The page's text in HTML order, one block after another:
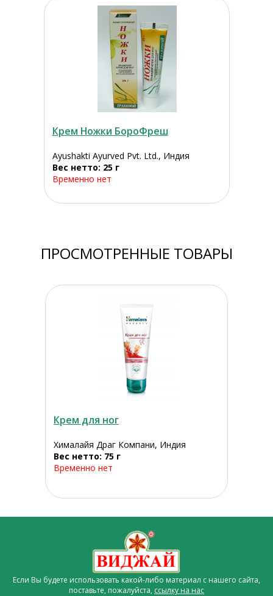
Крем Ножки БороФреш
Ayushakti Ayurved Pvt. Ltd., Индия
Вес нетто: 25 г
Временно нет
ПРОСМОТРЕННЫЕ ТОВАРЫ
Крем для ног
Хималайя Драг Компани, Индия
Вес нетто: 75 г
Временно нет
Если Вы будете использовать какой-либо материал с нашего сайта,
поставьте, пожалуйста, ссылку на нас